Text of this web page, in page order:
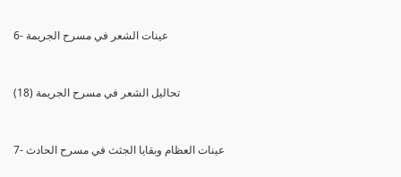
6- عينات الشعر في مسرح الجريمة
(18) تحاليل الشعر في مسرح الجريمة
7- عينات العظام وبقايا الجثث في مسرح الحادث